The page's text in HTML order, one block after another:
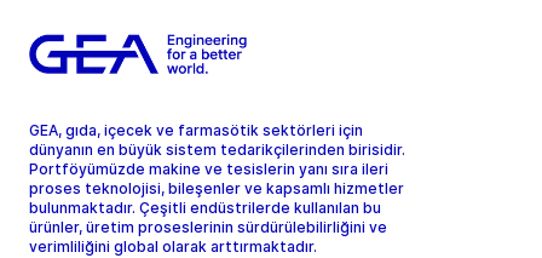
GEA, gıda, içecek ve farmasötik sektörleri için
dünyanın en büyük sistem tedarikçilerinden birisidir.
Portföyümüzde makine ve tesislerin yanı sıra ileri
proses teknolojisi, bileşenler ve kapsamlı hizmetler
bulunmaktadır. Çeşitli endüstrilerde kullanılan bu
ürünler, üretim proseslerinin sürdürülebilirliğini ve
verimliliğini global olarak arttırmaktadır.